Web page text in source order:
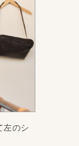
左のシ